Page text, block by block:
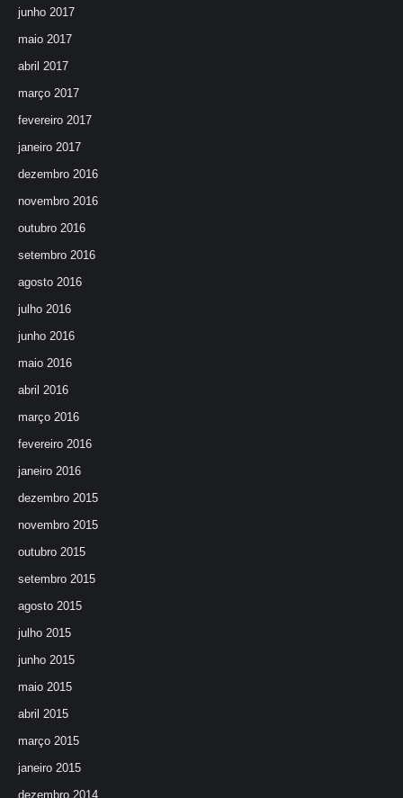
junho 2017
maio 2017
abril 2017
março 2017
fevereiro 2017
janeiro 2017
dezembro 2016
novembro 2016
outubro 2016
setembro 2016
agosto 2016
julho 2016
junho 2016
maio 2016
abril 2016
março 2016
fevereiro 2016
janeiro 2016
dezembro 2015
novembro 2015
outubro 2015
setembro 2015
agosto 2015
julho 2015
junho 2015
maio 2015
abril 2015
março 2015
janeiro 2015
dezembro 2014